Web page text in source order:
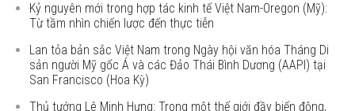
Kỷ nguyên mới trong hợp tác kinh tế Việt Nam-Oregon (Mỹ):
Từ tầm nhìn chiến lược đến thực tiễn
Lan tỏa bản sắc Việt Nam trong Ngày hội văn hóa Tháng Di
sản người Mỹ gốc Á và các Đảo Thái Bình Dương (AAPI) tại
San Francisco (Hoa Kỳ)
Thủ tướng Lê Minh Hưng: Trong một thế giới đầy biến động,